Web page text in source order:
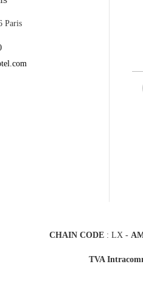
Paris
CHAIN CODE : LX -
TVA